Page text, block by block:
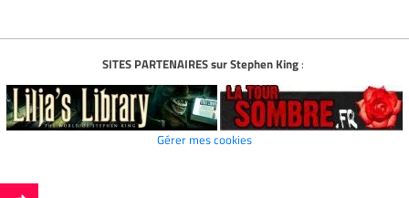
SITES PARTENAIRES sur Stephen King:
Gérer mes cookies